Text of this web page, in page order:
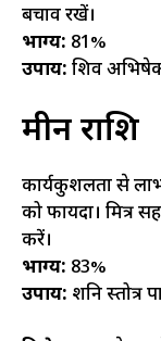
बचाव रखें।
भाग्य: 81%
उपाय: शिव
मीन राशि
कार्यकुशलता से
को फायदा। मित्र
करें।
भाग्य: 83%
उपाय: शनि स्तोत्र